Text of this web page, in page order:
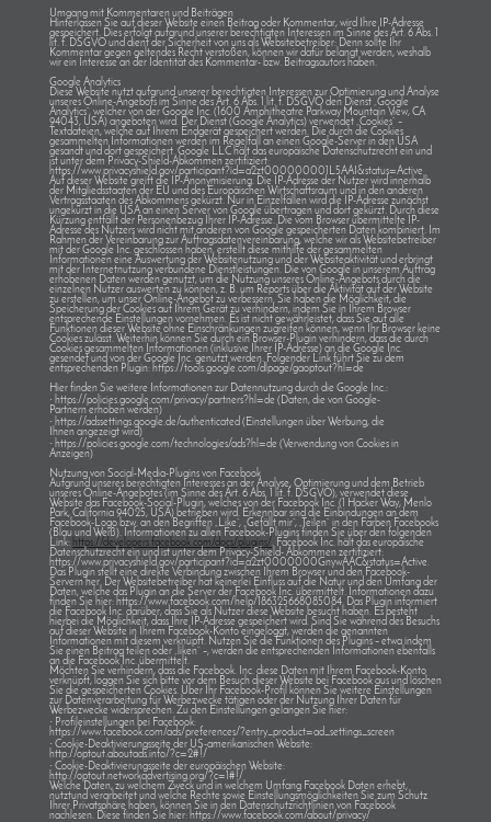
Umgang mit Kommentaren und Beiträgen
Hinterlassen Sie auf dieser Website einen Beitrag oder Kommentar, wird Ihre IP-Adresse
gespeichert. Dies erfolgt aufgrund unserer berechtigten Interessen im Sinne des Art. 6 Abs. 1
lit. f. DSGVO und dient der Sicherheit von uns als Websitebetreiber: Denn sollte Ihr
Kommentar gegen geltendes Recht verstoßen, können wir dafür belangt werden, weshalb
wir ein Interesse an der Identität des Kommentar- bzw. Beitragsautors haben.
Google Analytics
Diese Website nutzt aufgrund unserer berechtigten Interessen zur Optimierung und Analyse
unseres Online-Angebots im Sinne des Art. 6 Abs. 1 lit. f. DSGVO den Dienst „Google
Analytics“, welcher von der Google Inc. (1600 Amphitheatre Parkway Mountain View, CA
94043, USA) angeboten wird. Der Dienst (Google Analytics) verwendet „Cookies“ –
Textdateien, welche auf Ihrem Endgerät gespeichert werden. Die durch die Cookies
gesammelten Informationen werden im Regelfall an einen Google-Server in den USA
gesandt und dort gespeichert. Google LLC hält das europäische Datenschutzrecht ein und
ist unter dem Privacy-Shield-Abkommen zertifiziert:
https://www.privacyshield.gov/participant?id=a2zt000000001L5AAI&status=Active
Auf dieser Website greift die IP-Anonymisierung. Die IP-Adresse der Nutzer wird innerhalb
der Mitgliedsstaaten der EU und des Europäischen Wirtschaftsraum und in den anderen
Vertragsstaaten des Abkommens gekürzt. Nur in Einzelfällen wird die IP-Adresse zunächst
ungekürzt in die USA an einen Server von Google übertragen und dort gekürzt. Durch diese
Kürzung entfällt der Personenbezug Ihrer IP-Adresse. Die vom Browser übermittelte IP-
Adresse des Nutzers wird nicht mit anderen von Google gespeicherten Daten kombiniert. Im
Rahmen der Vereinbarung zur Auftragsdatenvereinbarung, welche wir als Websitebetreiber
mit der Google Inc. geschlossen haben, erstellt diese mithilfe der gesammelten
Informationen eine Auswertung der Websitenutzung und der Websiteaktivität und erbringt
mit der Internetnutzung verbundene Dienstleistungen. Die von Google in unserem Auftrag
erhobenen Daten werden genutzt, um die Nutzung unseres Online-Angebots durch die
einzelnen Nutzer auswerten zu können, z. B. um Reports über die Aktivität auf der Website
zu erstellen, um unser Online-Angebot zu verbessern. Sie haben die Möglichkeit, die
Speicherung der Cookies auf Ihrem Gerät zu verhindern, indem Sie in Ihrem Browser
entsprechende Einstellungen vornehmen. Es ist nicht gewährleistet, dass Sie auf alle
Funktionen dieser Website ohne Einschränkungen zugreifen können, wenn Ihr Browser keine
Cookies zulässt. Weiterhin können Sie durch ein Browser-Plugin verhindern, dass die durch
Cookies gesammelten Informationen (inklusive Ihrer IP-Adresse) an die Google Inc.
gesendet und von der Google Inc. genutzt werden. Folgender Link führt Sie zu dem
entsprechenden Plugin: https://tools.google.com/dlpage/gaoptout?hl=de
Hier finden Sie weitere Informationen zur Datennutzung durch die Google Inc.:
· https://policies.google.com/privacy/partners?hl=de (Daten, die von Google-
Partnern erhoben werden)
· https://adssettings.google.de/authenticated (Einstellungen über Werbung, die
Ihnen angezeigt wird)
· https://policies.google.com/technologies/ads?hl=de (Verwendung von Cookies in
Anzeigen)
Nutzung von Social-Media-Plugins von Facebook
Aufgrund unseres berechtigten Interesses an der Analyse, Optimierung und dem Betrieb
unseres Online-Angebotes (im Sinne des Art. 6 Abs. 1 lit. f. DSGVO), verwendet diese
Website das Facebook-Social-Plugin, welches von der Facebook Inc. (1 Hacker Way, Menlo
Park, California 94025, USA) betrieben wird. Erkennbar sind die Einbindungen an dem
Facebook-Logo bzw. an den Begriffen „Like“, „Gefällt mir“, „Teilen“ in den Farben Facebooks
(Blau und Weiß). Informationen zu allen Facebook-Plugins finden Sie über den folgenden
Link: https://developers.facebook.com/docs/plugins/
. Facebook Inc. hält das europäische
Datenschutzrecht ein und ist unter dem Privacy-Shield- Abkommen zertifiziert:
https://www.privacyshield.gov/participant?id=a2zt0000000GnywAAC&status=Active.
Das Plugin stellt eine direkte Verbindung zwischen Ihrem Browser und den Facebook-
Servern her. Der Websitebetreiber hat keinerlei Einfluss auf die Natur und den Umfang der
Daten, welche das Plugin an die Server der Facebook Inc. übermittelt. Informationen dazu
finden Sie hier: https://www.facebook.com/help/186325668085084. Das Plugin informiert
die Facebook Inc. darüber, dass Sie als Nutzer diese Website besucht haben. Es besteht
hierbei die Möglichkeit, dass Ihre IP-Adresse gespeichert wird. Sind Sie während des Besuchs
auf dieser Website in Ihrem Facebook-Konto eingeloggt, werden die genannten
Informationen mit diesem verknüpft. Nutzen Sie die Funktionen des Plugins – etwa indem
Sie einen Beitrag teilen oder „liken“ –, werden die entsprechenden Informationen ebenfalls
an die Facebook Inc. übermittelt.
Möchten Sie verhindern, dass die Facebook. Inc. diese Daten mit Ihrem Facebook-Konto
verknüpft, loggen Sie sich bitte vor dem Besuch dieser Website bei Facebook aus und löschen
Sie die gespeicherten Cookies. Über Ihr Facebook-Profil können Sie weitere Einstellungen
zur Datenverarbeitung für Werbezwecke tätigen oder der Nutzung Ihrer Daten für
Werbezwecke widersprechen. Zu den Einstellungen gelangen Sie hier:
· Profileinstellungen bei Facebook:
https://www.facebook.com/ads/preferences/?entry_product=ad_settings_screen
· Cookie-Deaktivierungsseite der US-amerikanischen Website:
http://optout.aboutads.info/?c=2#!/
· Cookie-Deaktivierungsseite der europäischen Website:
http://optout.networkadvertising.org/?c=1#!/
Welche Daten, zu welchem Zweck und in welchem Umfang Facebook Daten erhebt,
nutztund verarbeitet und welche Rechte sowie Einstellungsmöglichkeiten Sie zum Schutz
Ihrer Privatsphäre haben, können Sie in den Datenschutzrichtlinien von Facebook
nachlesen. Diese finden Sie hier: https://www.facebook.com/about/privacy/